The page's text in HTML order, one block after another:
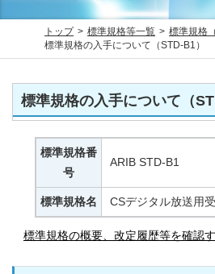
トップ 標準規格等一覧
標準規格
標準規格の入手について（STD-B1）
標準規格の入手について（
標準規格番
号
ARIB STD-B1
標準規格名 CSデジタル放送用
標準規格の概要、改定履歴等を確認